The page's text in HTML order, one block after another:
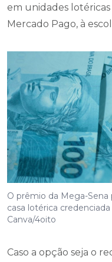
em unidades
Mercado Pago, à
O prêmio da Mega-
casa lotérica
Canva/4oito
Caso a opção seja o